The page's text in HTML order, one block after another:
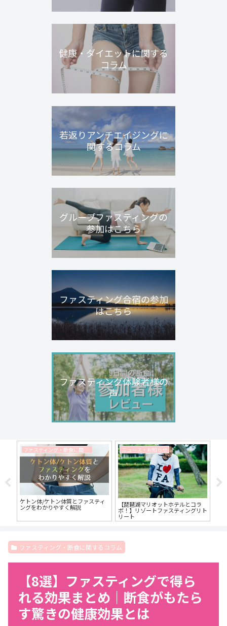
健康・ダイエットに関する
コラム
若返りアンチエイジングに
関するコラム
グループファスティングの
参加はこちら
ファスティング合宿の参加
はこちら
ファスティング体験者様の
声
ファスティング・断食に関するコラム
ケトン体/ケトン体質とファスティ
ングをわかりやすく解説
ニュース・お知らせ
【琵琶湖マリオットホテルとコラ
ボ！】リゾートファスティングリト
リート
ファスティング・断食に関するコラム
【8選】ファスティングで得ら
れる効果まとめ｜断食がもたら
す驚きの健康効果とは